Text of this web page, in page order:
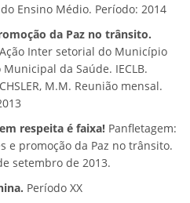
Ensino Médio. Período: 2014
da Paz no trânsito.
Inter setorial do Município
Municipal da Saúde. IECLB.
M.M. Reunião mensal.
respeita é faixa! Panfletagem:
e promoção da Paz no trânsito.
setembro de 2013.
Período XX